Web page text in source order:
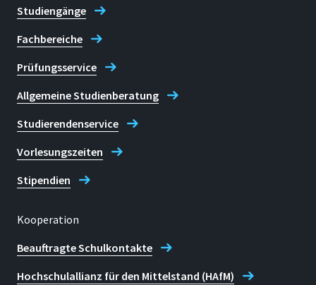
Studiengänge
Fachbereiche
Prüfungsservice
Allgemeine Studienberatung
Studierendenservice
Vorlesungszeiten
Stipendien
Kooperation
Beauftragte Schulkontakte
Hochschulallianz für den Mittelstand (HAfM)